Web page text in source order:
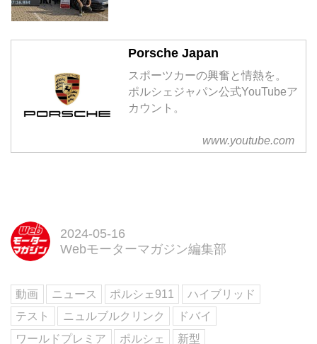
Porsche Japan
スポーツカーの興奮と情熱を。
ポルシェジャパン公式YouTubeア
カウント。
www.youtube.com
2024-05-16
Webモーターマガジン編集部
動画 ニュース ポルシェ911
ハイブリッド
テスト
ニュルブルクリンク
ドバイ
ワールドプレミア
ポルシェ 新型